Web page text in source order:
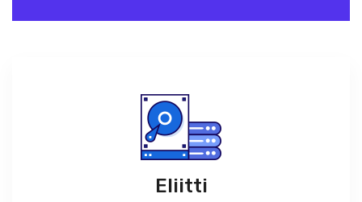
Eliitti